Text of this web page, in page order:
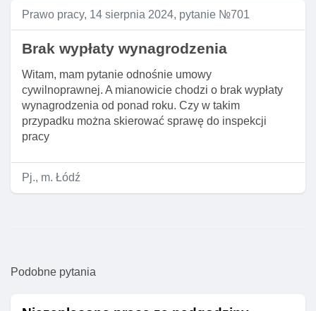
Prawo pracy, 14 sierpnia 2024, pytanie №701
Brak wypłaty wynagrodzenia
Witam, mam pytanie odnośnie umowy
cywilnoprawnej. A mianowicie chodzi o brak wypłaty
wynagrodzenia od ponad roku. Czy w takim
przypadku można skierować sprawę do inspekcji
pracy
Pj., m. Łódź
Podobne pytania